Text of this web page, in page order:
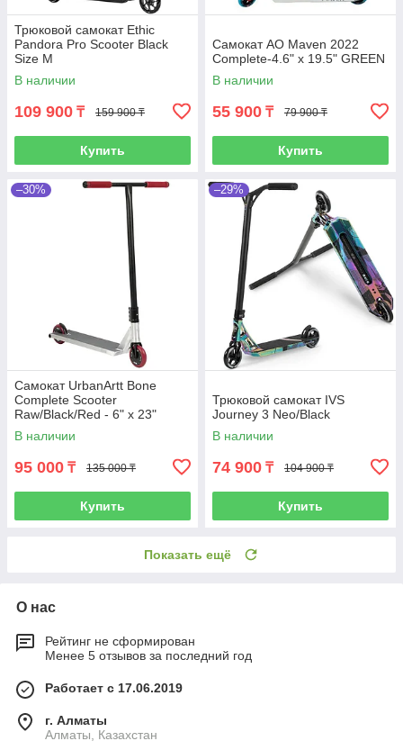
Трюковой самокат Ethic
Pandora Pro Scooter Black
Size M
В наличии
109 900 ₸ 159 900 ₸
Купить
Самокат AO Maven 2022
Complete-4.6" x 19.5" GREEN
В наличии
55 900 ₸ 79 900 ₸
Купить
–30%
Самокат UrbanArtt Bone
Complete Scooter
Raw/Black/Red - 6" x 23"
В наличии
95 000 ₸ 135 000 ₸
Купить
–29%
Трюковой самокат IVS
Journey 3 Neo/Black
В наличии
74 900 ₸ 104 900 ₸
Купить
Показать ещё
О нас
Рейтинг не сформирован
Менее 5 отзывов за последний год
Работает с 17.06.2019
г. Алматы
Алматы, Казахстан